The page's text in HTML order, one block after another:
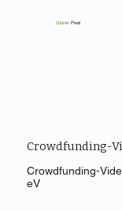
Grüner Pixel
Crowdfunding-
Crowdfunding-
eV